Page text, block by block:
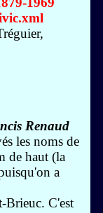
Renaud
les noms de
de haut (la
a
Brieuc. C'est